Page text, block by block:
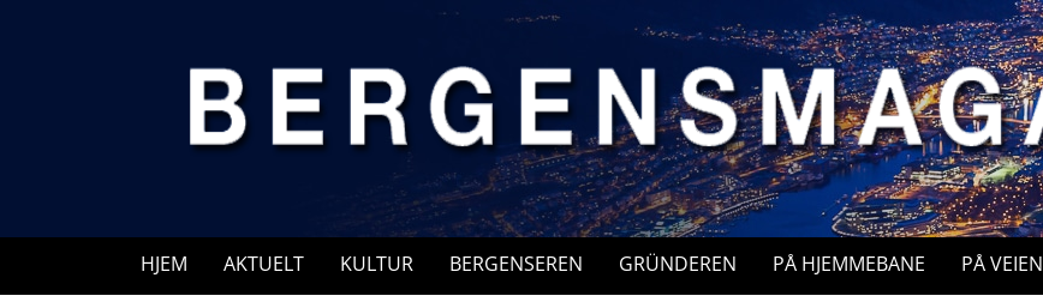
HJEM AKTUELT KULTUR BERGENSEREN GRÜNDEREN PÅ HJEMMEBANE PÅ VEIEN